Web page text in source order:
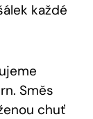
každé
Směs
chuť